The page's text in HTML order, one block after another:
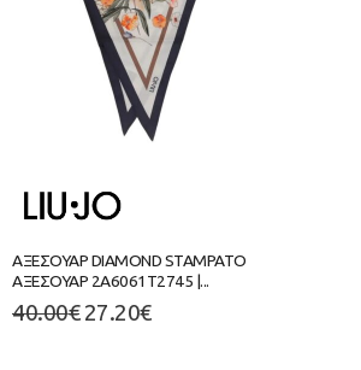
ΑΞΕΣΟΥΑΡ DIAMOND STAMPATO
ΑΞΕΣΟΥΑΡ 2A6061T2745 |...
40.00€ 27.20€